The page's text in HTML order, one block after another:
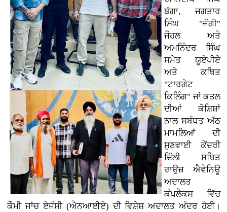
ਬੱਗਾ, ਜਗਤਾਰ
ਸਿੰਘ "ਜੱਗੀ"
ਜੌਹਲ ਅਤੇ
ਅਮਨਿੰਦਰ ਸਿੰਘ
ਸਮੇਤ ਯੂਏਪੀਏ
ਅਤੇ ਕਥਿਤ
"ਟਾਰਗੇਟ
ਕਿਲਿੰਗ" ਜਾਂ ਕਤਲ
ਦੀਆਂ ਕੋਸ਼ਿਸ਼ਾਂ
ਨਾਲ ਸਬੰਧਤ ਅੱਠ
ਮਾਮਲਿਆਂ ਦੀ
ਸੁਣਵਾਈ ਕੇਂਦਰੀ
ਦਿੱਲੀ ਸਥਿਤ
ਰਾਉਜ਼ ਐਵੇਨਿਊ
ਅਦਾਲਤ
ਕੰਪਲੈਕਸ ਵਿੱਚ
ਕੌਮੀ ਜਾਂਚ ਏਜੰਸੀ (ਐਨਆਈਏ) ਦੀ ਵਿਸ਼ੇਸ਼ ਅਦਾਲਤ ਅੰਦਰ ਹੋਈ।